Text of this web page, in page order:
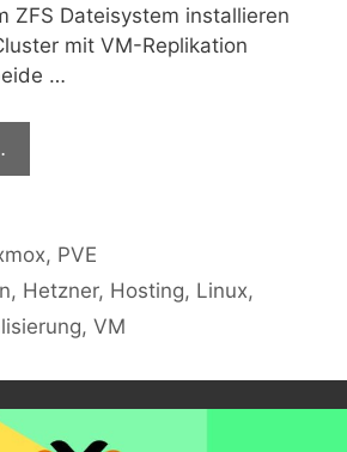
ZFS Dateisystem installieren
mit VM-Replikation
…
, PVE
, Hetzner, Hosting, Linux,
, VM